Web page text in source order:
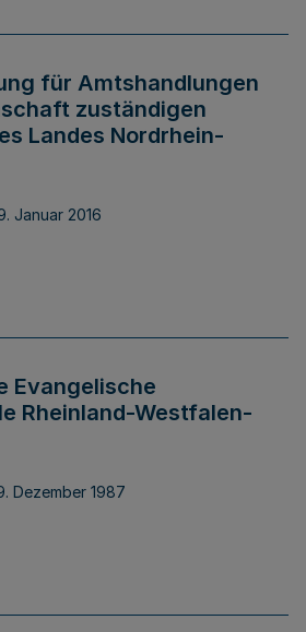
für Amtshandlungen
zuständigen
Landes Nordrhein-
Januar 2016
Evangelische
Rheinland-Westfalen-
Dezember 1987